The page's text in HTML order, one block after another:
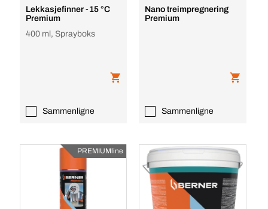
Lekkasjefinner -15 °C
Premium
400 ml, Sprayboks
Sammenligne
Nano treimpregnering
Premium
Sammenligne
PREMIUMline